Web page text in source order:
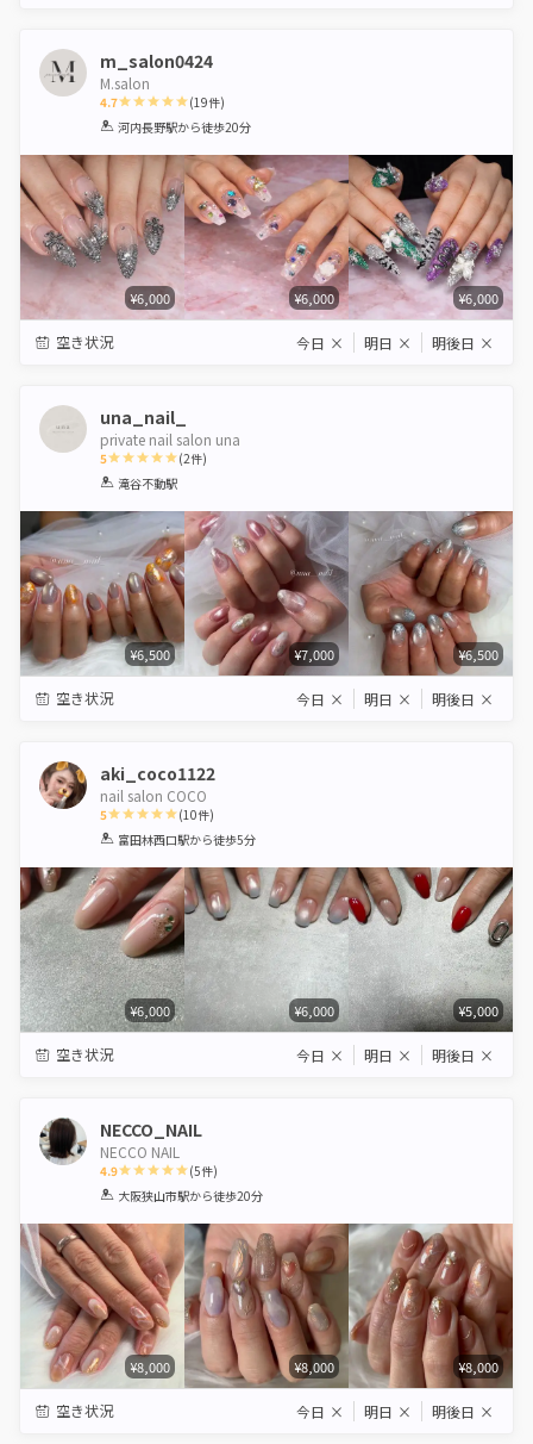
m_salon0424
M.salon
4.7
1 2 3 4 5
(19件)
河内長野駅から徒歩20分
¥6,000 ¥6,000 ¥6,000
空き状況 今日 × 明日 × 明後日 ×
una_nail_
private nail salon una
5
1 2 3 4 5
(2件)
滝谷不動駅
¥6,500 ¥7,000 ¥6,500
空き状況 今日 × 明日 × 明後日 ×
aki_coco1122
nail salon COCO
5
1 2 3 4 5
(10件)
富田林西口駅から徒歩5分
¥6,000 ¥6,000 ¥5,000
空き状況 今日 × 明日 × 明後日 ×
NECCO_NAIL
NECCO NAIL
4.9
1 2 3 4 5
(5件)
大阪狭山市駅から徒歩20分
¥8,000 ¥8,000 ¥8,000
空き状況 今日 × 明日 × 明後日 ×